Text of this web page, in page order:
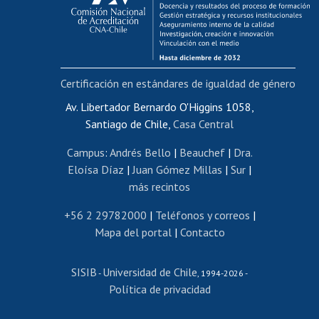
Funcionarias/os
Cursos internos de capacitación
Bienestar del personal
Portal de movilidad interna
Certificado de renta
Certificado de renta honorarios
Editar páginas blancas
Extranjeras/os
Revalidación y reconocimiento de títulos
Postulación al Programa de Movilidad Estudiantil
Cursos de español
Av. Libertador Bernardo O'Higgins 1058,
Santiago de Chile, Casa Central
Campus: Andrés Bello | Beauchef| Dra.
Eloísa Díaz |Juan Gómez Millas | Sur |
más recintos
+56 2 29782000 | Teléfonos y correos |
Mapa del portal| Contacto
SISIB - Universidad de Chile, 1994-2026 -
Política de privacidad
Certificación en estándares de igualdad de género